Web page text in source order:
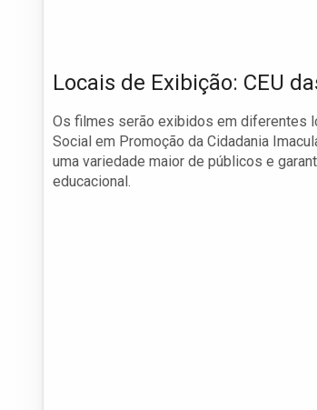
Locais de Exibição: CEU
Os filmes serão exibidos em diferentes
Social em Promoção da Cidadania
uma variedade maior de públicos e
educacional.